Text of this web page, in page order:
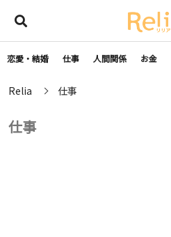
恋愛・結婚 仕事 人間関係 お金
Relia 仕事
仕事